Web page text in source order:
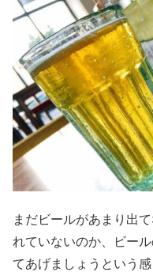
まだビールがあまり出
れていないのか、ビー
てあげましょうという